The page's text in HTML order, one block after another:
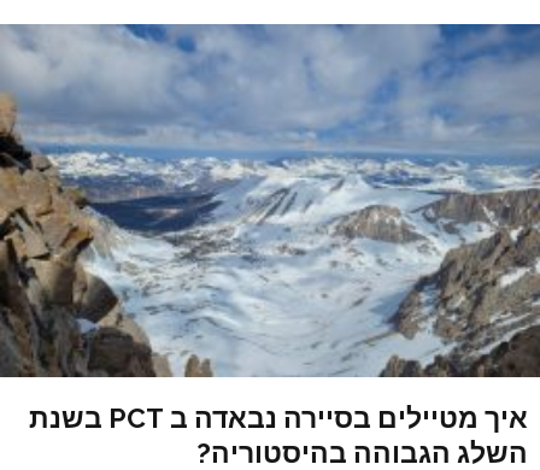
איך מטיילים בסיירה נבאדה ב PCT בשנת
השלג הגבוהה בהיסטוריה?